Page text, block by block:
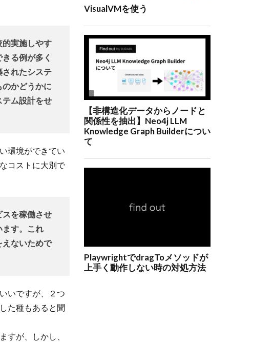
実施しやす
る例が多く
れたシステ
かどうかに
ム設計をせ
環境ができてい
コストに大別で
を稼働させ
ます。これ
ないためで
いですが、２つ
た種もあると聞
すが、しかし、